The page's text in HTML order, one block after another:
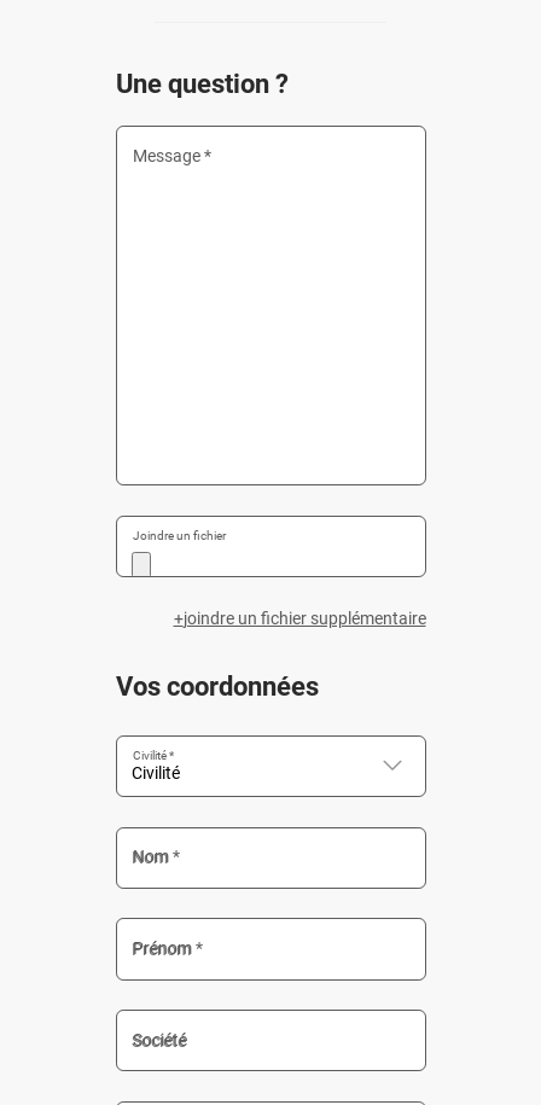
Vos coordonnées
Civilité *
Nom *
Prénom *
Société
Une question ?
Message *
Joindre un fichier
joindre un fichier supplémentaire